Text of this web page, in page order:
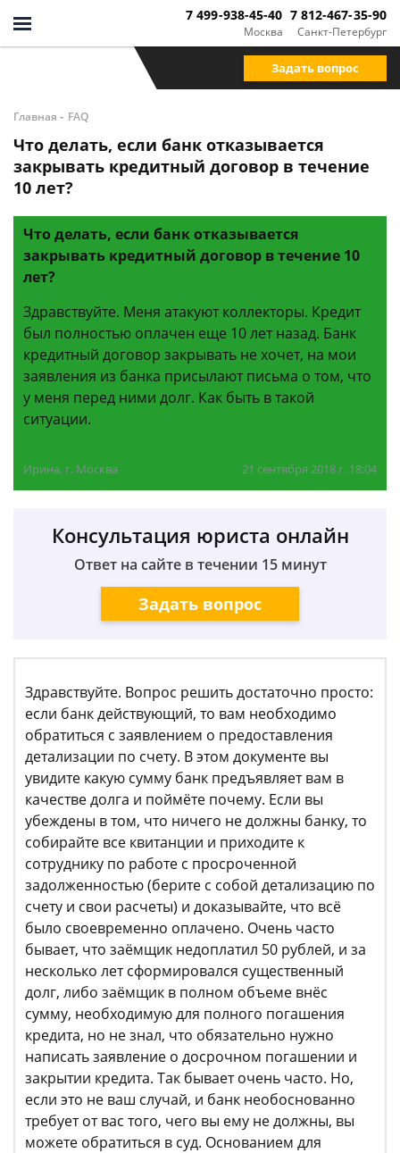
Москва
7 499-938-45-40
Санкт-Петербург
7 812-467-35-90
Задать вопрос
Главная - FAQ
Что делать, если банк отказывается
закрывать кредитный договор в течение
10 лет?
Что делать, если банк отказывается
закрывать кредитный договор в течение 10
лет?
Здравствуйте. Меня атакуют коллекторы. Кредит
был полностью оплачен еще 10 лет назад. Банк
кредитный договор закрывать не хочет, на мои
заявления из банка присылают письма о том, что
у меня перед ними долг. Как быть в такой
ситуации.
Ирина, г. Москва 21 сентября 2018 г. 18:04
Консультация юриста онлайн
Ответ на сайте в течении 15 минут
Задать вопрос
Здравствуйте. Вопрос решить достаточно просто:
если банк действующий, то вам необходимо
обратиться с заявлением о предоставления
детализации по счету. В этом документе вы
увидите какую сумму банк предъявляет вам в
качестве долга и поймёте почему. Если вы
убеждены в том, что ничего не должны банку, то
собирайте все квитанции и приходите к
сотруднику по работе с просроченной
задолженностью (берите с собой детализацию по
счету и свои расчеты) и доказывайте, что всё
было своевременно оплачено. Очень часто
бывает, что заёмщик недоплатил 50 рублей, и за
несколько лет сформировался существенный
долг, либо заёмщик в полном объеме внёс
сумму, необходимую для полного погашения
кредита, но не знал, что обязательно нужно
написать заявление о досрочном погашении и
закрытии кредита. Так бывает очень часто. Но,
если это не ваш случай, и банк необоснованно
требует от вас того, чего вы ему не должны, вы
можете обратиться в суд. Основанием для